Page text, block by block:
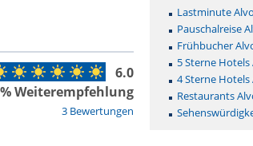
3 Bewertungen
6.0
Weiterempfehlung
Lastminute
Pauschalreise
Frühbucher
5 Sterne Hotels
4 Sterne Hotels
Restaurants